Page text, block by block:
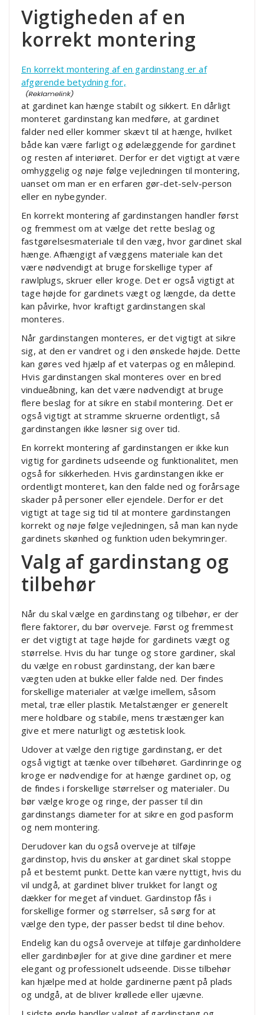
Vigtigheden af en
korrekt montering
En korrekt montering af en gardinstang er af
afgørende betydning for,
at gardinet kan hænge stabilt og sikkert. En dårligt
monteret gardinstang kan medføre, at gardinet
falder ned eller kommer skævt til at hænge, hvilket
både kan være farligt og ødelæggende for gardinet
og resten af interiøret. Derfor er det vigtigt at være
omhyggelig og nøje følge vejledningen til montering,
uanset om man er en erfaren gør-det-selv-person
eller en nybegynder.
En korrekt montering af gardinstangen handler først
og fremmest om at vælge det rette beslag og
fastgørelsesmateriale til den væg, hvor gardinet skal
hænge. Afhængigt af væggens materiale kan det
være nødvendigt at bruge forskellige typer af
rawlplugs, skruer eller kroge. Det er også vigtigt at
tage højde for gardinets vægt og længde, da dette
kan påvirke, hvor kraftigt gardinstangen skal
monteres.
Når gardinstangen monteres, er det vigtigt at sikre
sig, at den er vandret og i den ønskede højde. Dette
kan gøres ved hjælp af et vaterpas og en målepind.
Hvis gardinstangen skal monteres over en bred
vindueåbning, kan det være nødvendigt at bruge
flere beslag for at sikre en stabil montering. Det er
også vigtigt at stramme skruerne ordentligt, så
gardinstangen ikke løsner sig over tid.
En korrekt montering af gardinstangen er ikke kun
vigtig for gardinets udseende og funktionalitet, men
også for sikkerheden. Hvis gardinstangen ikke er
ordentligt monteret, kan den falde ned og forårsage
skader på personer eller ejendele. Derfor er det
vigtigt at tage sig tid til at montere gardinstangen
korrekt og nøje følge vejledningen, så man kan nyde
gardinets skønhed og funktion uden bekymringer.
Valg af gardinstang og
tilbehør
Når du skal vælge en gardinstang og tilbehør, er der
flere faktorer, du bør overveje. Først og fremmest
er det vigtigt at tage højde for gardinets vægt og
størrelse. Hvis du har tunge og store gardiner, skal
du vælge en robust gardinstang, der kan bære
vægten uden at bukke eller falde ned. Der findes
forskellige materialer at vælge imellem, såsom
metal, træ eller plastik. Metalstænger er generelt
mere holdbare og stabile, mens træstænger kan
give et mere naturligt og æstetisk look.
Udover at vælge den rigtige gardinstang, er det
også vigtigt at tænke over tilbehøret. Gardinringe og
kroge er nødvendige for at hænge gardinet op, og
de findes i forskellige størrelser og materialer. Du
bør vælge kroge og ringe, der passer til din
gardinstangs diameter for at sikre en god pasform
og nem montering.
Derudover kan du også overveje at tilføje
gardinstop, hvis du ønsker at gardinet skal stoppe
på et bestemt punkt. Dette kan være nyttigt, hvis du
vil undgå, at gardinet bliver trukket for langt og
dækker for meget af vinduet. Gardinstop fås i
forskellige former og størrelser, så sørg for at
vælge den type, der passer bedst til dine behov.
Endelig kan du også overveje at tilføje gardinholdere
eller gardinbøjler for at give dine gardiner et mere
elegant og professionelt udseende. Disse tilbehør
kan hjælpe med at holde gardinerne pænt på plads
og undgå, at de bliver krøllede eller ujævne.